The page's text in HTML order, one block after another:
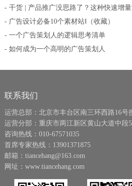
- 干货 | 产品推广没思路了？这种快速增
- 广告设计必备10个素材站Ⅰ（收藏）
- 一个广告策划人的逻辑思考清单
- 如何成为一个高明的广告策划人
联系我们
运营总部：北京市丰台区南三环西路16号
运营分部：重庆市两江新区黄山大道中段
咨询热线：010-67571035
首席专家热线：13901371875
邮箱：tiancehang@163.com
网址：www.tiancehang.com